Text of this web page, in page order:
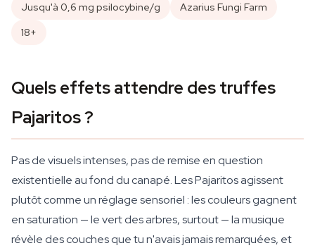
Jusqu'à 0,6 mg psilocybine/g
Azarius Fungi Farm
18+
Quels effets attendre des truffes
Pajaritos ?
Pas de visuels intenses, pas de remise en question
existentielle au fond du canapé. Les Pajaritos agissent
plutôt comme un réglage sensoriel : les couleurs gagnent
en saturation — le vert des arbres, surtout — la musique
révèle des couches que tu n'avais jamais remarquées, et